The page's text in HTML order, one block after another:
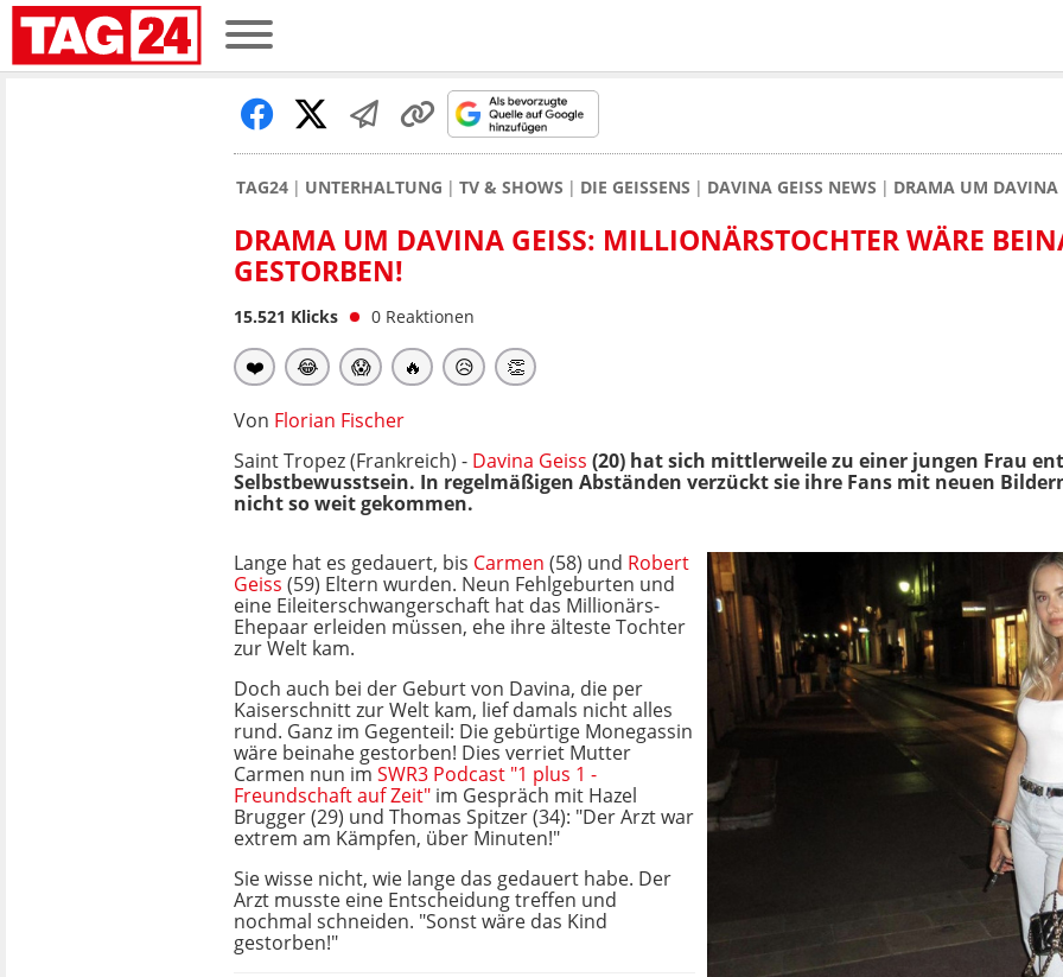
TAG24 UNTERHALTUNG TV & SHOWS DIE GEISSENS DAVINA GEISS NEWS DRAMA UM DAVINA
DRAMA UM DAVINA GEISS: MILLIONÄRSTOCHTER WÄRE
GESTORBEN!
15.521 Klicks 0 Reaktionen
❤️ 😂 😱 🔥 😥 👏
Von Florian Fischer
Saint Tropez (Frankreich) - Davina Geiss (20) hat sich mittlerweile zu einer jungen Frau
Selbstbewusstsein. In regelmäßigen Abständen verzückt sie ihre Fans mit neuen
nicht so weit gekommen.
Lange hat es gedauert, bis Carmen (58) und Robert
Geiss (59) Eltern wurden. Neun Fehlgeburten und
eine Eileiterschwangerschaft hat das Millionärs-
Ehepaar erleiden müssen, ehe ihre älteste Tochter
zur Welt kam.
Doch auch bei der Geburt von Davina, die per
Kaiserschnitt zur Welt kam, lief damals nicht alles
rund. Ganz im Gegenteil: Die gebürtige Monegassin
wäre beinahe gestorben! Dies verriet Mutter
Carmen nun im SWR3 Podcast "1 plus 1 -
Freundschaft auf Zeit" im Gespräch mit Hazel
Brugger (29) und Thomas Spitzer (34): "Der Arzt war
extrem am Kämpfen, über Minuten!"
Sie wisse nicht, wie lange das gedauert habe. Der
Arzt musste eine Entscheidung treffen und
nochmal schneiden. "Sonst wäre das Kind
gestorben!"